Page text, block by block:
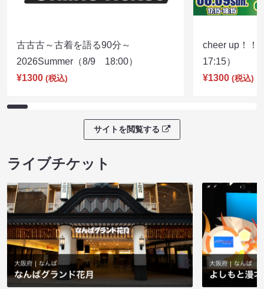
古古古～古着を語る90分～
2026Summer（8/9 18:00）
¥1300 (税込)
cheer up！
17:15）
¥1300 (税込)
サイトを閲覧する
ライブチケット